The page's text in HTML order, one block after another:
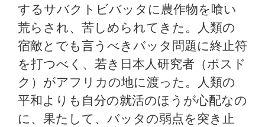
するサバクトビバッタに農作物を喰い
荒らされ、苦しめられてきた。人類の
宿敵とでも言うべきバッタ問題に終止符
を打つべく、若き日本人研究者（ポスド
ク）がアフリカの地に渡った。人類の
平和よりも自分の就活のほうが心配なの
に、果たして、バッタの弱点を突き止